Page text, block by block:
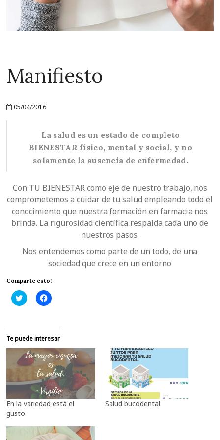
Manifiesto
05/04/2016
La salud es un estado de completo
BIENESTAR físico, mental y social, y no
solamente la ausencia de enfermedad.
Con TU BIENESTAR como eje de nuestro trabajo, nos
comprometemos a cuidar de tu salud empleando todo el
conocimiento que nuestra formación en farmacia nos
brinda. La rigurosidad científica respalda cada uno de
nuestros pasos.
Nos entendemos como parte de un todo, de una
sociedad que crece en un entorno
Comparte esto:
H
a
i
c
p
a
r
a
c
o
m
p
a
r
t
i
r
e
H
a
i
c
p
a
r
a
c
o
m
p
a
r
t
e
n
Te puede interesar
En la variedad está el
gusto.
Salud bucodental